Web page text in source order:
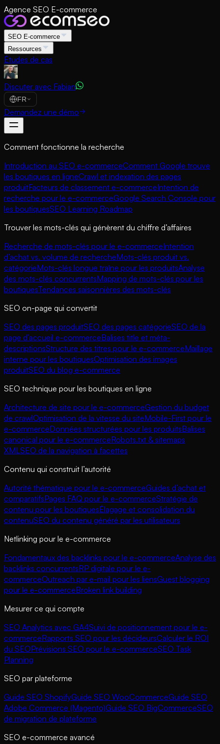
Agence SEO E-commerce
SEO E-commerce
Ressources
Études de cas
Discuter avec Fabian
FR
Demandez une démo
Comment fonctionne la recherche
Introduction au SEO e-commerceComment Google trouve
les boutiques en ligneCrawl et indexation des pages
produitFacteurs de classement e-commerceIntention de
recherche pour le e-commerceGoogle Search Console pour
les boutiquesSEO Learning Roadmap
Trouver les mots-clés qui génèrent du chiffre d’affaires
Recherche de mots-clés pour le e-commerceIntention
d’achat vs. volume de rechercheMots-clés produit vs.
catégorieMots-clés longue traîne pour les produitsAnalyse
des mots-clés concurrentsMapping de mots-clés pour les
boutiquesTendances saisonnières des mots-clés
SEO on-page qui convertit
SEO des pages produitSEO des pages catégorieSEO de la
page d’accueil e-commerceBalises title et méta-
descriptionsStructure des titres pour le e-commerceMaillage
interne pour les boutiquesOptimisation des images
produitSEO du blog e-commerce
SEO technique pour les boutiques en ligne
Architecture de site pour le e-commerceGestion du budget
de crawlOptimisation de la vitesse du siteMobile-First pour le
e-commerceDonnées structurées pour les produitsBalises
canonical pour le e-commerceRobots.txt & sitemaps
XMLSEO de la navigation à facettes
Contenu qui construit l’autorité
Autorité thématique pour le e-commerceGuides d’achat et
comparatifsPages FAQ pour le e-commerceStratégie de
contenu pour les boutiquesÉlagage et consolidation du
contenuSEO du contenu généré par les utilisateurs
Netlinking pour le e-commerce
Fondamentaux des backlinks pour le e-commerceAnalyse des
backlinks concurrentsRP digitale pour le e-
commerceOutreach par e-mail pour les liensGuest blogging
pour le e-commerceBroken link building
Mesurer ce qui compte
SEO Analytics avec GA4Suivi de positionnement pour le e-
commerceRapports SEO pour les décideursCalculer le ROI
du SEOPrévisions SEO pour le e-commerceSEO Task
Planning
SEO par plateforme
Guide SEO ShopifyGuide SEO WooCommerceGuide SEO
Adobe Commerce (Magento)Guide SEO BigCommerceSEO
de migration de plateforme
SEO e-commerce avancé